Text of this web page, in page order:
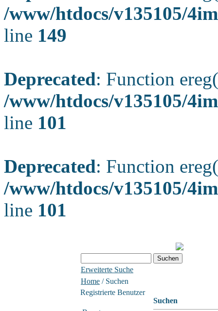
/www/htdocs/v135105/
line 149
Deprecated: Function
/www/htdocs/v135105/
line 101
Deprecated: Function
/www/htdocs/v135105/
line 101
Erweiterte Suche
Home / Suchen
Registrierte Benutzer
Suchen